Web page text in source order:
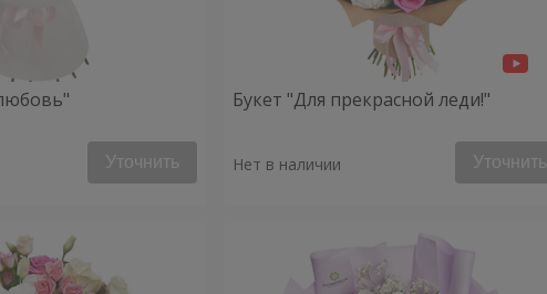
Уточнить
Букет "Для прекрасной леди!"
Нет в наличии Уточнить